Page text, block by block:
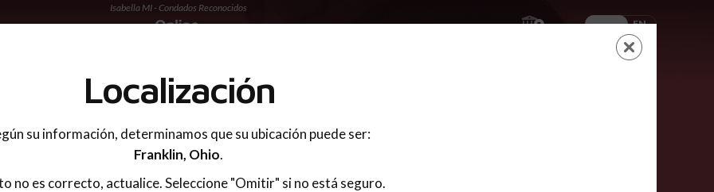
Isabella MI - Condados Reconocidos
ES EN
LOGIN
Localización
su información, determinamos que su ubicación puede ser:
Franklin, Ohio.
no es correcto, actualice. Seleccione "Omitir" si no está seguro.